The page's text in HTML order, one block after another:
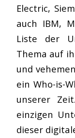
Electric,
auch IBM,
Liste der
Thema auf
und
ein Who-is-
unserer
einzigen
dieser